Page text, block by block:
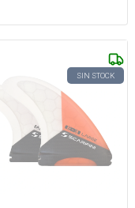
SIN STOCK